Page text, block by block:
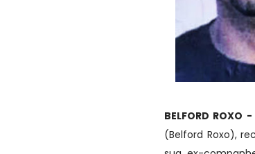
BELFORD ROXO -
(Belford Roxo),